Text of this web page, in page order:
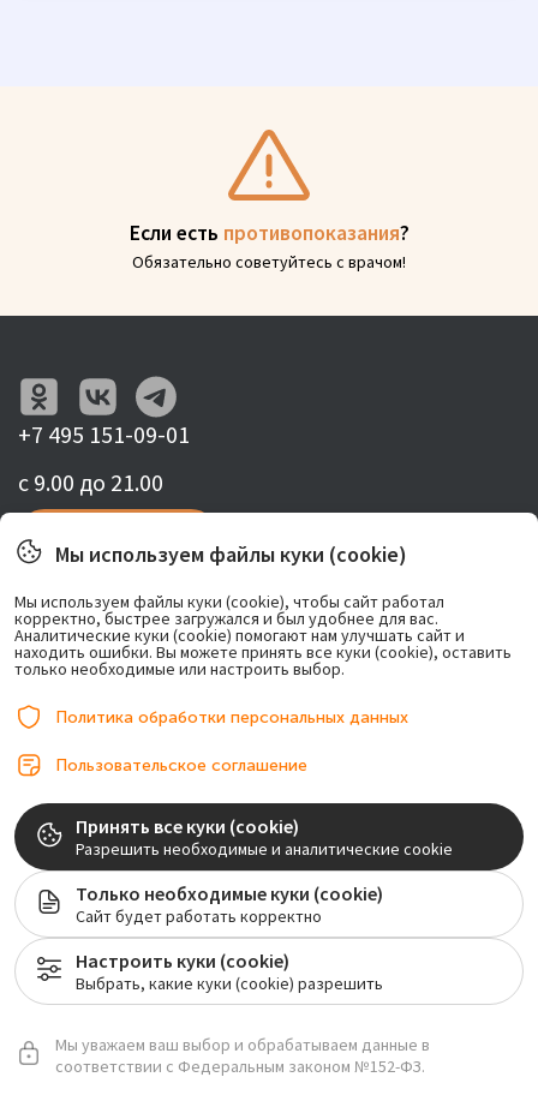
Если есть противопоказания?
Обязательно советуйтесь с врачом!
Врачи
Адрес и Контакты
Цены
Имплантация зубов
Протезирование
Лечение зубов
Исправление прикуса
+7 495 151-09-01
с 9.00 до 21.00
Добрынинская
Серпуховская
Тульская
ул. Люсиновская, д. 53, корп. 2
Чкаловская
Мы используем файлы куки (cookie)
Мы используем файлы куки (cookie), чтобы сайт работал
корректно, быстрее загружался и был удобнее для вас.
Аналитические куки (cookie) помогают нам улучшать сайт и
находить ошибки. Вы можете принять все куки (cookie), оставить
только необходимые или настроить выбор.
Политика обработки персональных данных
Пользовательское соглашение
Принять все куки (cookie)
Разрешить необходимые и аналитические cookie
Только необходимые куки (cookie)
Сайт будет работать корректно
Настроить куки (cookie)
Выбрать, какие куки (cookie) разрешить
Мы уважаем ваш выбор и обрабатываем данные в
соответствии с Федеральным законом №152-ФЗ.